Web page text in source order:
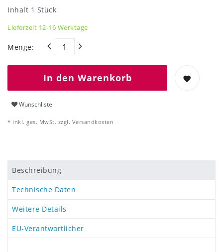
Inhalt 1 Stück
Lieferzeit 12-16 Werktage
Menge:
In den Warenkorb
Wunschliste
* inkl. ges. MwSt. zzgl. Versandkosten
Beschreibung
Technische Daten
Weitere Details
EU-Verantwortlicher